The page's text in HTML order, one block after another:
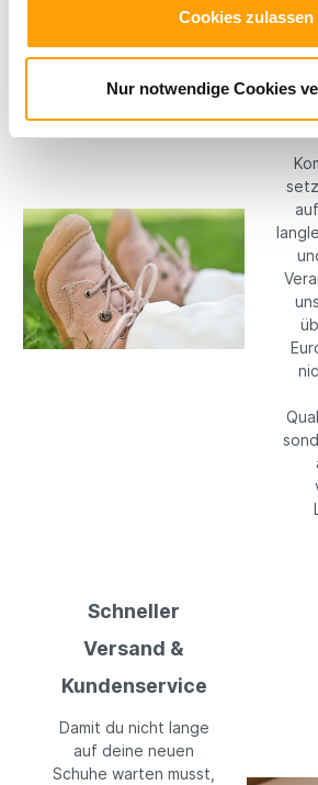
Cookies zulassen
Nur notwendige Cookies
Bei
Schneller
Versand &
Kundenservice
Damit du nicht lange
auf deine neuen
Schuhe warten musst,